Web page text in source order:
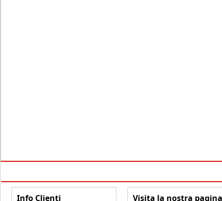
Info Clienti
Visita la nostra pagina